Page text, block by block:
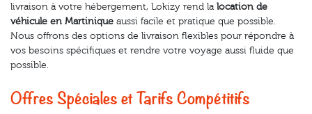
livraison à votre hébergement, Lokizy rend lalocation de
véhicule en Martinique aussi facile et pratique que possible.
Nous offrons des options de livraison flexibles pour répondre à
vos besoins spécifiques et rendre votre voyage aussi fluide que
possible.
Offres Spéciales et Tarifs Compétitifs